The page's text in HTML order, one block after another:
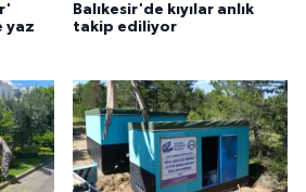
yaz
Balıkesir'de kıyılar anlık
takip ediliyor